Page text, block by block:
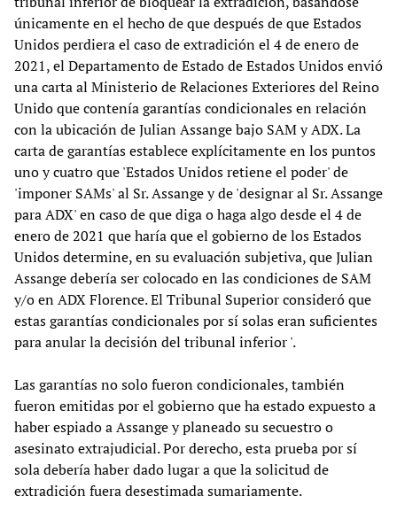
únicamente en el hecho de que después de que Estados
Unidos perdiera el caso de extradición el 4 de enero de
2021, el Departamento de Estado de Estados Unidos envió
una carta al Ministerio de Relaciones Exteriores del Reino
Unido que contenía garantías condicionales en relación
con la ubicación de Julian Assange bajo SAM y ADX. La
carta de garantías establece explícitamente en los puntos
uno y cuatro que 'Estados Unidos retiene el poder' de
'imponer SAMs' al Sr. Assange y de 'designar al Sr. Assange
para ADX' en caso de que diga o haga algo desde el 4 de
enero de 2021 que haría que el gobierno de los Estados
Unidos determine, en su evaluación subjetiva, que Julian
Assange debería ser colocado en las condiciones de SAM
y/o en ADX Florence. El Tribunal Superior consideró que
estas garantías condicionales por sí solas eran suficientes
para anular la decisión del tribunal inferior '.
Las garantías no solo fueron condicionales, también
fueron emitidas por el gobierno que ha estado expuesto a
haber espiado a Assange y planeado su secuestro o
asesinato extrajudicial. Por derecho, esta prueba por sí
sola debería haber dado lugar a que la solicitud de
extradición fuera desestimada sumariamente.